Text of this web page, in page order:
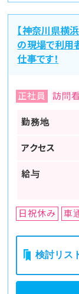
【神奈川県横
の現場で利用
仕事です！
正社員 訪問
勤務地
アクセス
給与
日祝休み 車
検討リス